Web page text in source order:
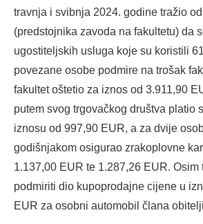
travnja i svibnja 2024. godine tražio
(predstojnika zavoda na fakultetu) da
ugostiteljskih usluga koje su koristili
povezane osobe podmire na trošak
fakultet oštetio za iznos od 3.911,90
putem svog trgovačkog društva platio
iznosu od 997,90 EUR, a za dvije
godišnjakom osigurao zrakoplovne
1.137,00 EUR te 1.287,26 EUR. Osim
podmiriti dio kupoprodajne cijene u
EUR za osobni automobil člana